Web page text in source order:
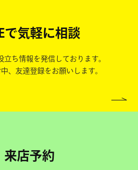
で気軽に相談
立ち情報を発信しております。
、友達登録をお願いします。
来店予約